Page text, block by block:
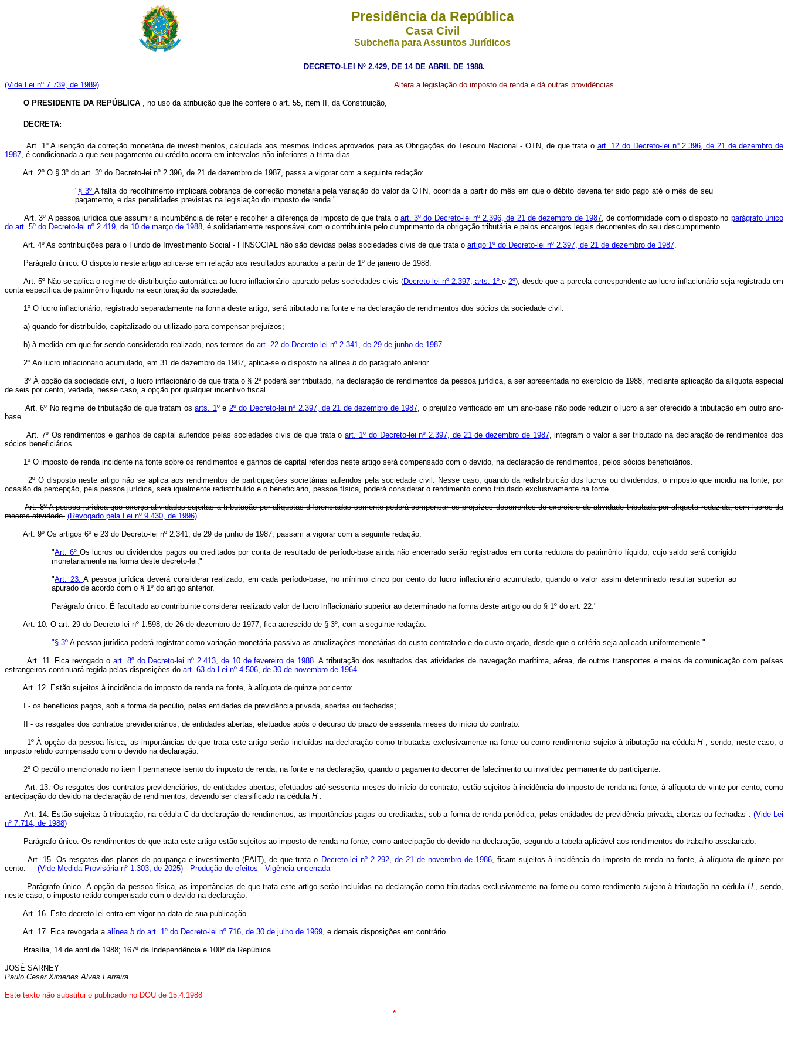
Presidência da República
Casa Civil
Subchefia para Assuntos Jurídicos
DECRETO-LEI Nº 2.429, DE 14 DE ABRIL DE 1988.
(Vide Lei nº 7.739, de 1989) Altera a legislação do imposto de renda e dá outras providências.
O PRESIDENTE DA REPÚBLICA , no uso da atribuição que lhe confere o art. 55, item II, da Constituição,
DECRETA:
Art. 1º A isenção da correção monetária de investimentos, calculada aos mesmos índices aprovados para as Obrigações do Tesouro Nacional - OTN, de que trata o art. 12 do Decreto-lei nº 2.396, de 21 de dezembro de
1987 , é condicionada a que seu pagamento ou crédito ocorra em intervalos não inferiores a trinta dias.
Art. 2º O § 3º do art. 3º do Decreto-lei nº 2.396, de 21 de dezembro de 1987, passa a vigorar com a seguinte redação:
"§ 3º A falta do recolhimento implicará cobrança de correção monetária pela variação do valor da OTN, ocorrida a partir do mês em que o débito deveria ter sido pago até o mês de seu
pagamento, e das penalidades previstas na legislação do imposto de renda."
Art. 3º A pessoa jurídica que assumir a incumbência de reter e recolher a diferença de imposto de que trata o art. 3º do Decreto-lei nº 2.396, de 21 de dezembro de 1987, de conformidade com o disposto no parágrafo único
do art. 5º do Decreto-lei nº 2.419, de 10 de março de 1988 , é solidariamente responsável com o contribuinte pelo cumprimento da obrigação tributária e pelos encargos legais decorrentes do seu descumprimento .
Art. 4º As contribuições para o Fundo de Investimento Social - FINSOCIAL não são devidas pelas sociedades civis de que trata o artigo 1º do Decreto-lei nº 2.397, de 21 de dezembro de 1987
Parágrafo único. O disposto neste artigo aplica-se em relação aos resultados apurados a partir de 1º de janeiro de 1988.
Art. 5º Não se aplica o regime de distribuição automática ao lucro inflacionário apurado pelas sociedades civis (Decreto-lei nº 2.397, arts. 1ºe 2º), desde que a parcela correspondente ao lucro inflacionário seja registrada em
conta específica de patrimônio líquido na escrituração da sociedade.
1º O lucro inflacionário, registrado separadamente na forma deste artigo, será tributado na fonte e na declaração de rendimentos dos sócios da sociedade civil:
a) quando for distribuído, capitalizado ou utilizado para compensar prejuízos;
b) à medida em que for sendo considerado realizado, nos termos do art. 22 do Decreto-lei nº 2.341, de 29 de junho de 1987
2º Ao lucro inflacionário acumulado, em 31 de dezembro de 1987, aplica-se o disposto na alínea b do parágrafo anterior.
3º À opção da sociedade civil, o lucro inflacionário de que trata o § 2º poderá ser tributado, na declaração de rendimentos da pessoa jurídica, a ser apresentada no exercício de 1988, mediante aplicação da alíquota especial
de seis por cento, vedada, nesse caso, a opção por qualquer incentivo fiscal.
Art. 6º No regime de tributação de que tratam osarts. 1 º e 2º do Decreto-lei nº 2.397, de 21 de dezembro de 1987 , o prejuízo verificado em um ano-base não pode reduzir o lucro a ser oferecido à tributação em outro ano-
base.
Art. 7º Os rendimentos e ganhos de capital auferidos pelas sociedades civis de que trata oart. 1º do Decreto-lei nº 2.397, de 21 de dezembro de 1987, integram o valor a ser tributado na declaração de rendimentos dos
sócios beneficiários.
1º O imposto de renda incidente na fonte sobre os rendimentos e ganhos de capital referidos neste artigo será compensado com o devido, na declaração de rendimentos, pelos sócios beneficiários.
2º O disposto neste artigo não se aplica aos rendimentos de participações societárias auferidos pela sociedade civil. Nesse caso, quando da redistribuicão dos lucros ou dividendos, o imposto que incidiu na fonte, por
ocasião da percepção, pela pessoa jurídica, será igualmente redistribuído e o beneficiário, pessoa física, poderá considerar o rendimento como tributado exclusivamente na fonte.
Art. 8º A pessoa jurídica que exerça atividades sujeitas a tributação por alíquotas diferenciadas somente poderá compensar os prejuízos decorrentes do exercício de atividade tributada por alíquota reduzida, com lucros da
mesma atividade. (Revogado pela Lei nº 9.430, de 1996)
Art. 9º Os artigos 6º e 23 do Decreto-lei nº 2.341, de 29 de junho de 1987, passam a vigorar com a seguinte redação:
"Art. 6º Os lucros ou dividendos pagos ou creditados por conta de resultado de período-base ainda não encerrado serão registrados em conta redutora do patrimônio líquido, cujo saldo será corrigido
monetariamente na forma deste decreto-lei."
"Art. 23.A pessoa jurídica deverá considerar realizado, em cada período-base, no mínimo cinco por cento do lucro inflacionário acumulado, quando o valor assim determinado resultar superior ao
apurado de acordo com o § 1º do artigo anterior.
Parágrafo único. É facultado ao contribuinte considerar realizado valor de lucro inflacionário superior ao determinado na forma deste artigo ou do § 1º do art. 22."
Art. 10. O art. 29 do Decreto-lei nº 1.598, de 26 de dezembro de 1977, fica acrescido de § 3º, com a seguinte redação:
"§ 3º A pessoa jurídica poderá registrar como variação monetária passiva as atualizações monetárias do custo contratado e do custo orçado, desde que o critério seja aplicado uniformemente."
Art. 11. Fica revogado o art. 8º do Decreto-lei nº 2.413, de 10 de fevereiro de 1988 . A tributação dos resultados das atividades de navegação marítima, aérea, de outros transportes e meios de comunicação com países
estrangeiros continuará regida pelas disposições do art. 63 da Lei nº 4.506, de 30 de novembro de 1964
Art. 12. Estão sujeitos à incidência do imposto de renda na fonte, à alíquota de quinze por cento:
I - os benefícios pagos, sob a forma de pecúlio, pelas entidades de previdência privada, abertas ou fechadas;
II - os resgates dos contratos previdenciários, de entidades abertas, efetuados após o decurso do prazo de sessenta meses do início do contrato.
1º À opção da pessoa física, as importâncias de que trata este artigo serão incluídas na declaração como tributadas exclusivamente na fonte ou como rendimento sujeito à tributação na cédulaH, sendo, neste caso, o
imposto retido compensado com o devido na declaração.
2º O pecúlio mencionado no item I permanece isento do imposto de renda, na fonte e na declaração, quando o pagamento decorrer de falecimento ou invalidez permanente do participante.
Art. 13. Os resgates dos contratos previdenciários, de entidades abertas, efetuados até sessenta meses do início do contrato, estão sujeitos à incidência do imposto de renda na fonte, à alíquota de vinte por cento, como
antecipação do devido na declaração de rendimentos, devendo ser classificado na cédula H.
Art. 14. Estão sujeitas à tributação, na cédula Cda declaração de rendimentos, as importâncias pagas ou creditadas, sob a forma de renda periódica, pelas entidades de previdência privada, abertas ou fechadas . (Vide Lei
nº 7.714, de 1988)
Parágrafo único. Os rendimentos de que trata este artigo estão sujeitos ao imposto de renda na fonte, como antecipação do devido na declaração, segundo a tabela aplicável aos rendimentos do trabalho assalariado.
Art. 15. Os resgates dos planos de poupança e investimento (PAIT), de que trata o Decreto-lei nº 2.292, de 21 de novembro de 1986, ficam sujeitos à incidência do imposto de renda na fonte, à alíquota de quinze por
cento. (Vide Medida Provisória nº 1.303, de 2025) Produção de efeitos Vigência encerrada
Parágrafo único. À opção da pessoa física, as importâncias de que trata este artigo serão incluídas na declaração como tributadas exclusivamente na fonte ou como rendimento sujeito à tributação na cédula H, sendo,
neste caso, o imposto retido compensado com o devido na declaração.
Art. 16. Este decreto-lei entra em vigor na data de sua publicação.
Art. 17. Fica revogada a alínea b do art. 1º do Decreto-lei nº 716, de 30 de julho de 1969 , e demais disposições em contrário.
Brasília, 14 de abril de 1988; 167º da Independência e 100º da República.
JOSÉ SARNEY
Paulo Cesar Ximenes Alves Ferreira
Este texto não substitui o publicado no DOU de 15.4.1988
*